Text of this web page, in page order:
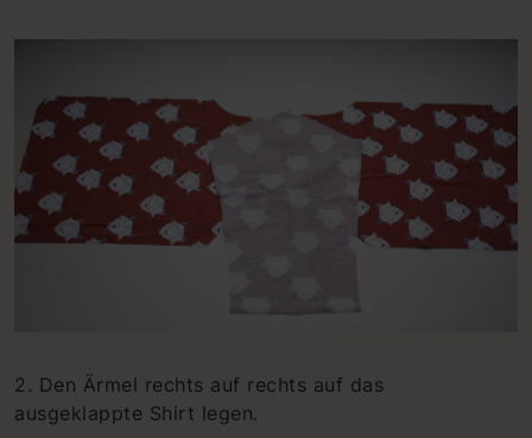
2. Den Ärmel rechts auf rechts auf das
ausgeklappte Shirt legen.